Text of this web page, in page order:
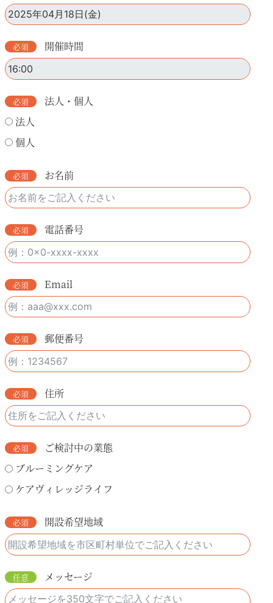
開催時間
法人・個人
法人
個人
お名前
電話番号
Email
郵便番号
住所
ご検討中の業態
ブルーミングケア
ケアヴィレッジライフ
開設希望地域
メッセージ